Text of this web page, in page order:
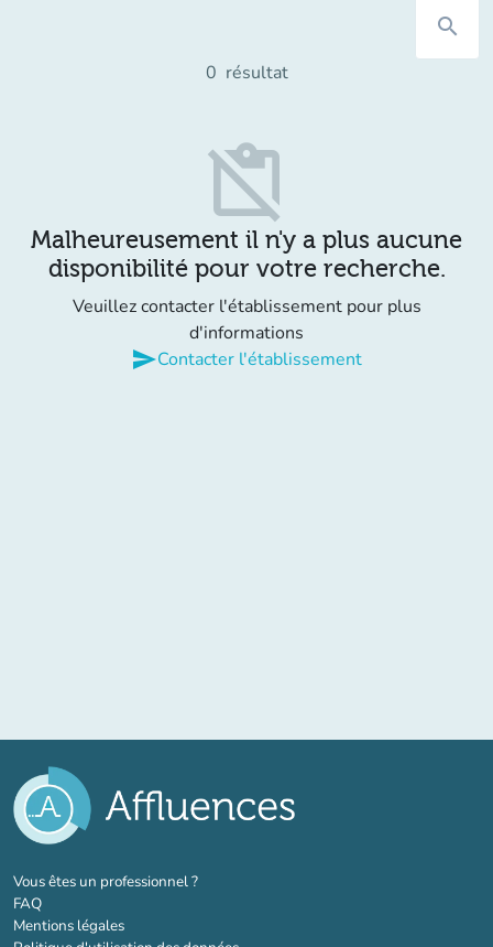
search
0 résultat
content_paste_off
Malheureusement il n'y a plus aucune
disponibilité pour votre recherche.
Veuillez contacter l'établissement pour plus
d'informations
sendContacter l'établissement
Vous êtes un professionnel ?(nouvel onglet)
FAQ
Mentions légales